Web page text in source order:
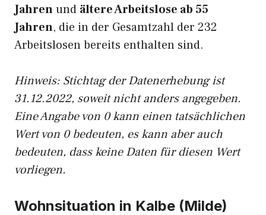
Jahrenund ältere Arbeitslose ab 55
Jahren, die in der Gesamtzahl der 232
Arbeitslosen bereits enthalten sind.
Hinweis: Stichtag der Datenerhebung ist
31.12.2022, soweit nicht anders angegeben.
Eine Angabe von 0 kann einen tatsächlichen
Wert von 0 bedeuten, es kann aber auch
bedeuten, dass keine Daten für diesen Wert
vorliegen.
Wohnsituation in Kalbe (Milde)